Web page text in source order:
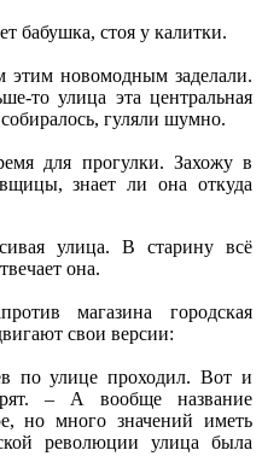
бабушка, стоя у калитки.
этим новомодным заделали.
то улица эта центральная
гуляли шумно.
для прогулки. Захожу в
знает ли она откуда
улица. В старину всё
она.
магазина городская
свои версии:
по улице проходил. Вот и
– А вообще название
но много значений иметь
революции улица была